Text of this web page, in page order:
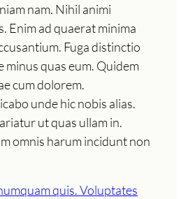
nam. Nihil animi
Enim ad quaerat minima
Fuga distinctio
minus quas eum. Quidem
cum dolorem.
unde hic nobis alias.
ut quas ullam in.
omnis harum incidunt non
quis. Voluptates